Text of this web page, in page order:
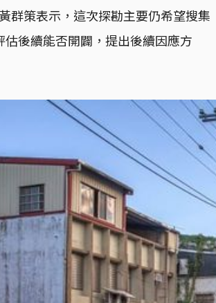
群策表示，這次探勘主要仍希望搜集
估後續能否開闢，提出後續因應方